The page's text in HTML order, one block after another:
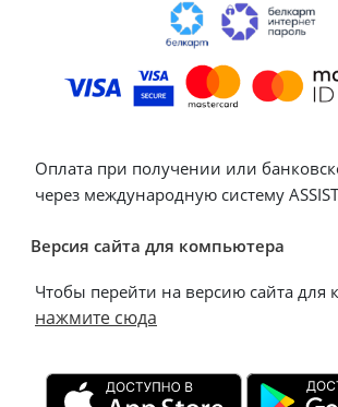
Оплата при получении или
через международную систему
Версия сайта для компьютера
Чтобы перейти на версию сайта для
нажмите сюда